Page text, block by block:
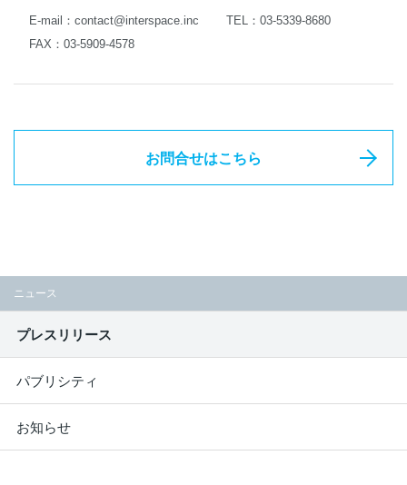
E-mail： contact@interspace.inc TEL：03-5339-8680
FAX：03-5909-4578
お問合せはこちら
ニュース
プレスリリース
パブリシティ
お知らせ